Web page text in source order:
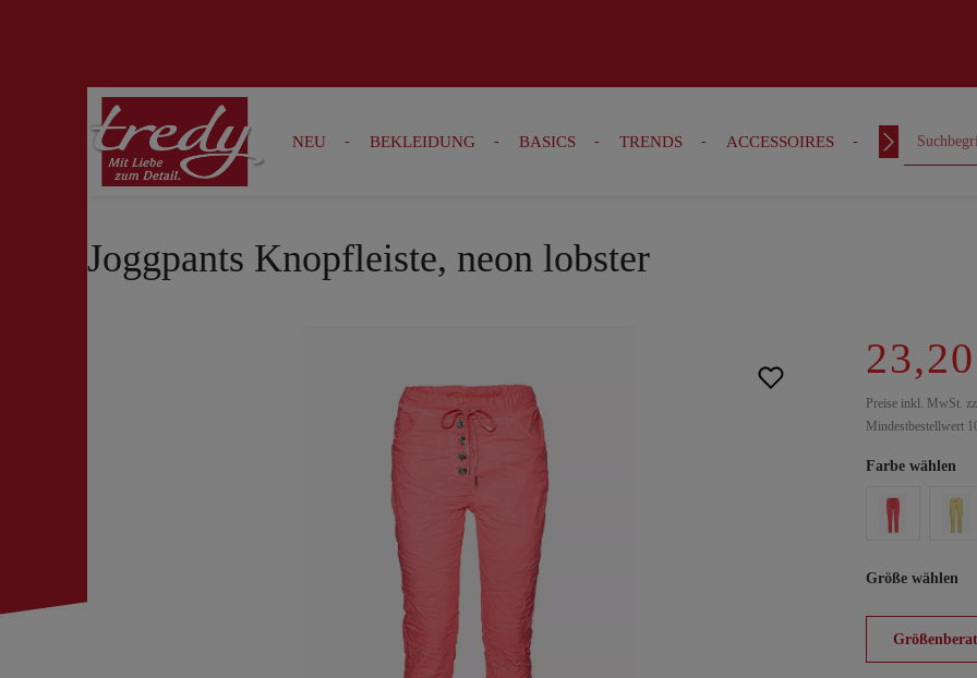
Zur Suche springen Zur Hauptnavigation springen
NEU BEKLEIDUNG BASICS TRENDS ACCESSOIRES OUTFITS
Joggpants Knopfleiste, neon lobster
Preise inkl. MwSt.
Mindestbestellwert
Farbe wählen
Größe wählen